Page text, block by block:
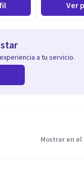
Ver
a tu servicio.
Mostrar en el